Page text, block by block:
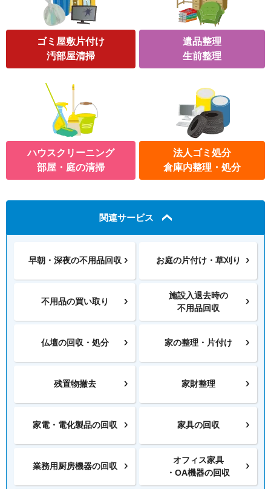
ゴミ屋敷片付け
汚部屋清掃
遺品整理
生前整理
ハウスクリーニング
部屋・庭の清掃
法人ゴミ処分
倉庫内整理・処分
関連サービス
早朝・深夜の不用品回収 お庭の片付け・ 草刈り
不用品の買い取り
施設入退去時の
不用品回収
仏壇の回収・処分 家の整理・片付け
残置物撤去 家財整理
家電・電化製品の回収 家具の回収
業務用厨房機器の回収
オフィス家具
・OA機器の回収